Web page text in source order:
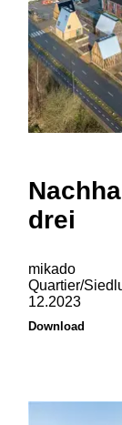
drei
mikado
Quartier/
12.2023
Download